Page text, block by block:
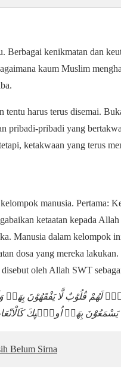
Berbagai kenikmatan dan
kaum Muslim
tentu harus terus disemai.
pribadi-pribadi yang
ketakwaan yang terus
manusia. Pertama:
ketaatan kepada
Manusia dalam kelompok
dosa yang mereka
oleh Allah SWT
لَهُمْ قُلُوْبٌ لَّا يَفْقَهُوْنَ بِهَاۖ
يَسْمَعُوْنَ بِهَاۗ اُولٰۤىِٕكَ
Belum Sirna